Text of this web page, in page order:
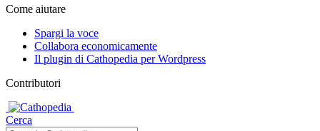
Come aiutare
Spargi la voce
Collabora economicamente
Il plugin di Cathopedia per Wordpress
Contributori
Cerca